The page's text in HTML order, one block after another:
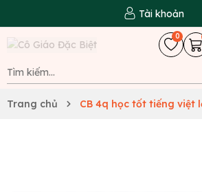
Tài khoản
0
Trang chủ CB 4q học tốt tiếng việt